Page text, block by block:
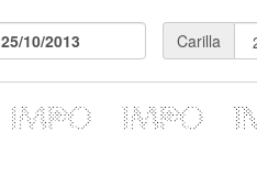
25/10/2013 Carilla